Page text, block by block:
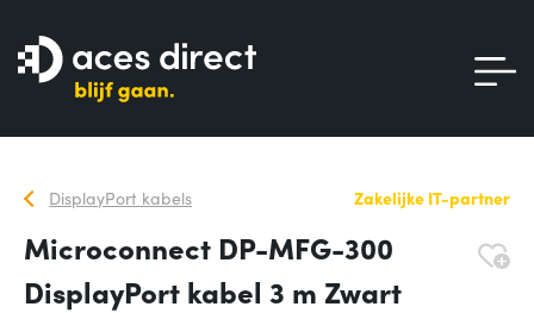
DisplayPort kabels Zakelijke IT-partner
Microconnect DP-MFG-300
DisplayPort kabel 3 m Zwart